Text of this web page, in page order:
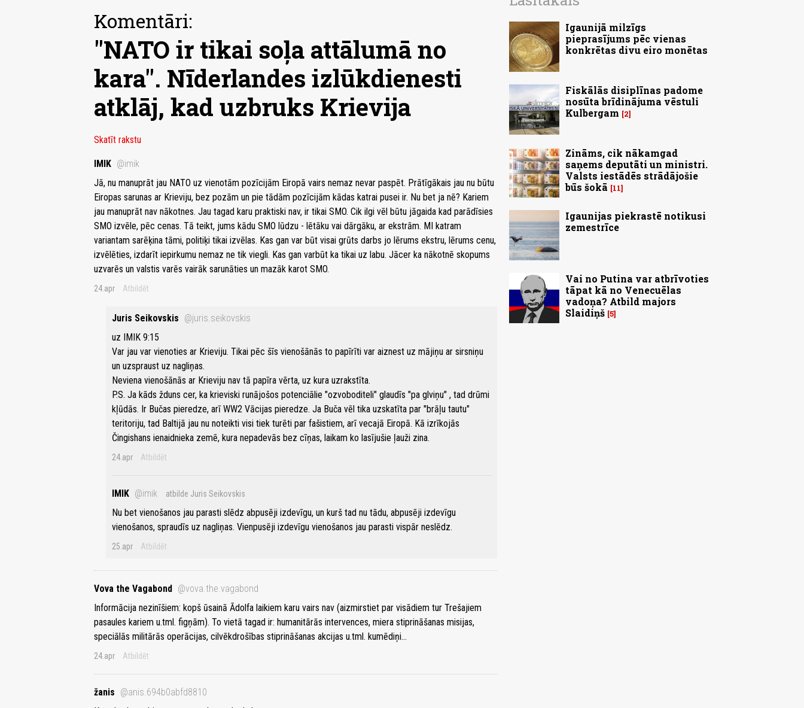
Komentāri:
"NATO ir tikai soļa attālumā no
kara". Nīderlandes izlūkdienesti
atklāj, kad uzbruks Krievija
Skatīt rakstu
IMIK @imik
Jā, nu manuprāt jau NATO uz vienotām pozīcijām Eiropā vairs nemaz nevar paspēt. Prātīgākais jau nu būtu
Eiropas sarunas ar Krieviju, bez pozām un pie tādām pozīcijām kādas katrai pusei ir. Nu bet ja nē? Kariem
jau manuprāt nav nākotnes. Jau tagad karu praktiski nav, ir tikai SMO. Cik ilgi vēl būtu jāgaida kad parādīsies
SMO izvēle, pēc cenas. Tā teikt, jums kādu SMO lūdzu - lētāku vai dārgāku, ar ekstrām. MI katram
variantam sarēķina tāmi, politiķi tikai izvēlas. Kas gan var būt visai grūts darbs jo lērums ekstru, lērums cenu,
izvēlēties, izdarīt iepirkumu nemaz ne tik viegli. Kas gan varbūt ka tikai uz labu. Jācer ka nākotnē skopums
uzvarēs un valstis varēs vairāk sarunāties un mazāk karot SMO.
24.apr Atbildēt
Juris Seikovskis @juris.seikovskis
uz IMIK 9:15
Var jau var vienoties ar Krieviju. Tikai pēc šīs vienošānās to papīrīti var aiznest uz mājiņu ar sirsniņu
un uzspraust uz nagliņas.
Neviena vienošānās ar Krieviju nav tā papīra vērta, uz kura uzrakstīta.
P.S. Ja kāds žduns cer, ka krieviski runājošos potenciālie "ozvoboditeli" glaudīs "pa glviņu" , tad drūmi
kļūdās. Ir Bučas pieredze, arī WW2 Vācijas pieredze. Ja Buča vēl tika uzskatīta par "brāļu tautu"
teritoriju, tad Baltijā jau nu noteikti visi tiek turēti par fašistiem, arī vecajā Eiropā. Kā izrīkojās
Čingishans ienaidnieka zemē, kura nepadevās bez cīņas, laikam ko lasījušie ļauži zina.
24.apr Atbildēt
IMIK @imik atbilde Juris Seikovskis
Nu bet vienošanos jau parasti slēdz abpusēji izdevīgu, un kurš tad nu tādu, abpusēji izdevīgu
vienošanos, spraudīs uz nagliņas. Vienpusēji izdevīgu vienošanos jau parasti vispār neslēdz.
25.apr Atbildēt
Vova the Vagabond
@vova.the.vagabond
Informācija nezinīšiem: kopš ūsainā Ādolfa laikiem karu vairs nav (aizmirstiet par visādiem tur Trešajiem
pasaules kariem u.tml. figņām). To vietā tagad ir: humanitārās intervences, miera stiprināšanas misijas,
speciālās militārās operācijas, cilvēkdrošības stiprināšanas akcijas u.tml. kumēdiņi…
24.apr Atbildēt
žanis @anis.694b0abfd8810
Igaunijā milzīgs
pieprasījums pēc vienas
konkrētas divu eiro monētas
Fiskālās disiplīnas padome
nosūta brīdinājuma vēstuli
Kulbergam
2
Zināms, cik nākamgad
saņems deputāti un ministri.
Valsts iestādēs strādājošie
būs šokā
11
Igaunijas piekrastē notikusi
zemestrīce
Vai no Putina var atbrīvoties
tāpat kā no Venecuēlas
vadoņa? Atbild majors
Slaidiņš 5